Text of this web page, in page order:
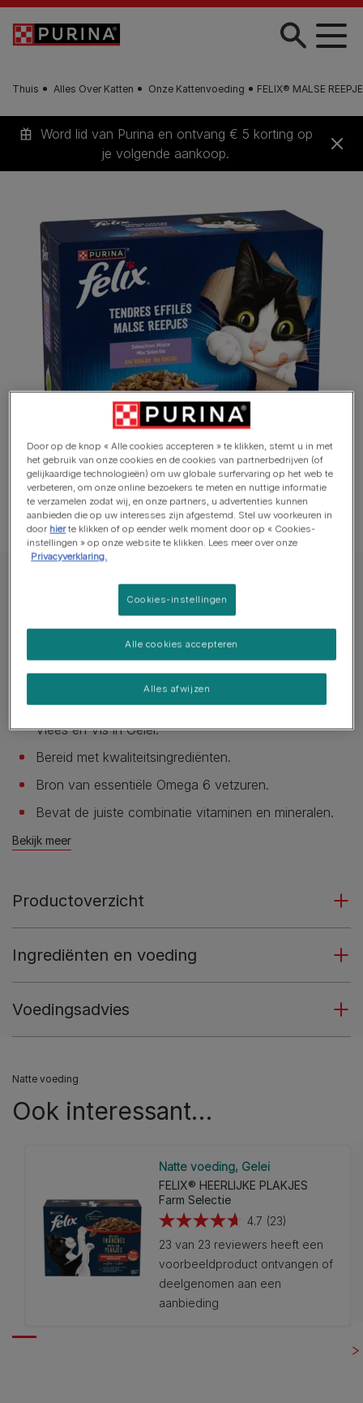
Skip to main content
Thuis Alles Over Katten Onze Kattenvoeding FELIX® MALSE
Word lid van Purina en ontvang € 5 korting op
je volgende aankoop.
Purina® FELIX® Kat Natte Voeding
FELIX® MALSE REEPJES Mix Selectie in
Gelei
Beschikbare formaten:​ 12x85g
Met een heerlijke Selectie van Malse Reepjes van
Vlees en Vis in Gelei.
Bereid met kwaliteitsingrediënten.
Bron van essentiële Omega 6 vetzuren.
Bevat de juiste combinatie vitaminen en mineralen.
Bekijk meer
Productoverzicht
Ingrediënten en voeding
Voedingsadvies
Natte voeding
Ook interessant…​
Natte voeding Gelei
FELIX® HEERLIJKE PLAKJES
Farm Selectie
4.7 (23)
4.7
van
de
5
sterren.
23 van 23 reviewers heeft een
voorbeeldproduct ontvangen of
deelgenomen aan een
aanbieding
Door op de knop « Alle cookies accepteren » te klikken, stemt u in met
het gebruik van onze cookies en de cookies van partnerbedrijven (of
gelijkaardige technologieën) om uw globale surfervaring op het web te
verbeteren, om onze online bezoekers te meten en nuttige informatie
te verzamelen zodat wij, en onze partners, u advertenties kunnen
aanbieden die op uw interesses zijn afgestemd. Stel uw voorkeuren in
door hierte klikken of op eender welk moment door op « Cookies-
instellingen » op onze website te klikken. Lees meer over onze
Privacyverklaring.
Cookies-instellingen
Alles afwijzen
Alle cookies accepteren